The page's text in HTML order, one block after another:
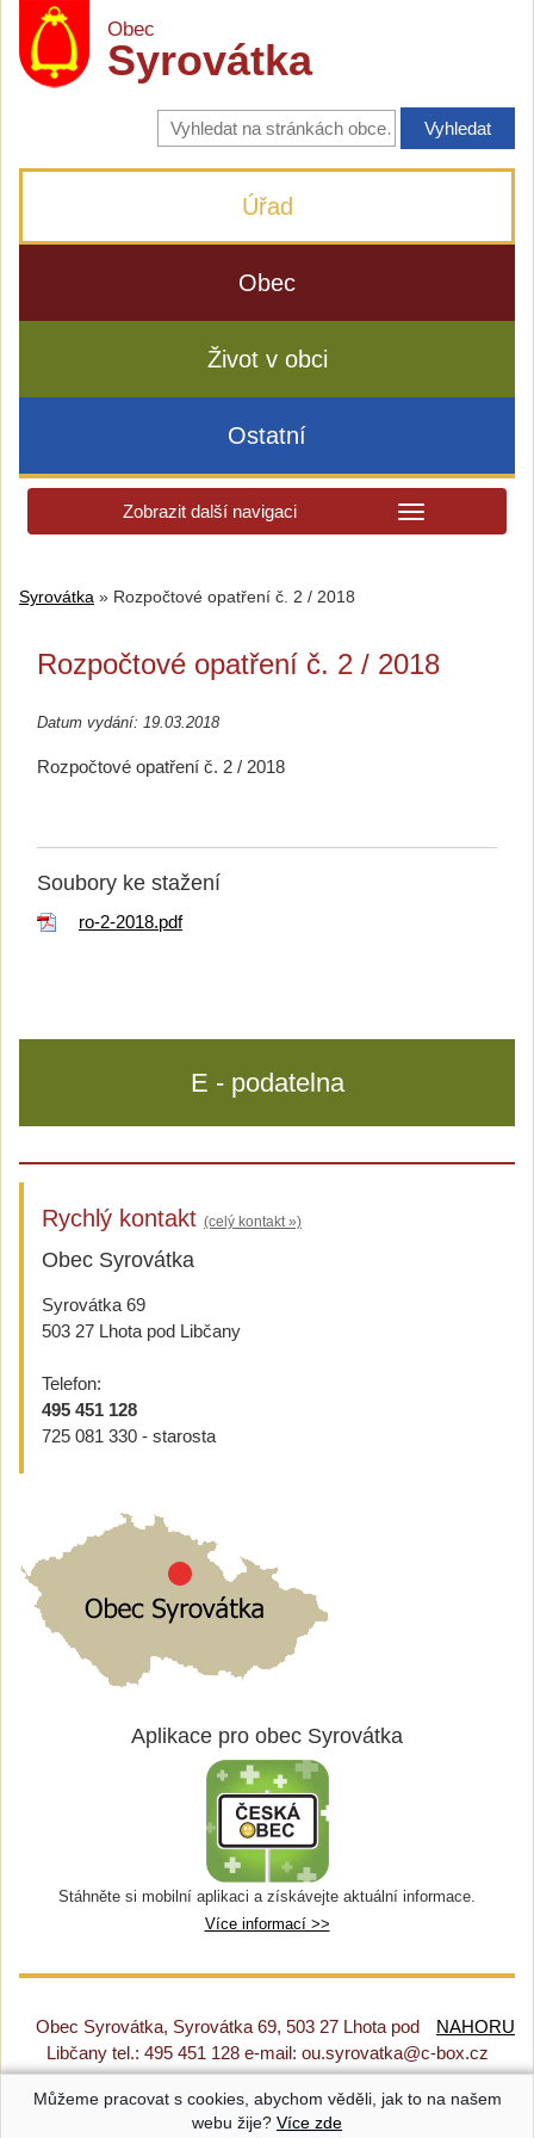
Obec
Syrovátka
Vyhledávání
na
stránkách
Úřad
Obec
Život v obci
Ostatní
Zobrazit další navigaci
Syrovátka » Rozpočtové opatření č. 2 / 2018
Rozpočtové opatření č. 2 / 2018
Datum vydání: 19.03.2018
Rozpočtové opatření č. 2 / 2018
Soubory ke stažení
ro-2-2018.pdf
E - podatelna
Rychlý kontakt (celý kontakt »)
Obec Syrovátka
Syrovátka 69
503 27 Lhota pod Libčany
Telefon:
495 451 128
725 081 330 - starosta
Aplikace pro obec Syrovátka
Stáhněte si mobilní aplikaci a získávejte aktuální informace.
Více informací >>
NAHORU
Obec Syrovátka, Syrovátka 69, 503 27 Lhota pod
Libčany tel.: 495 451 128 e-mail: ou.syrovatka@c-box.cz
Prohlášení o přístupnosti|Původní web|Nastavení cookies
Můžeme pracovat s cookies, abychom věděli, jak to na našem
webu žije? Více zde